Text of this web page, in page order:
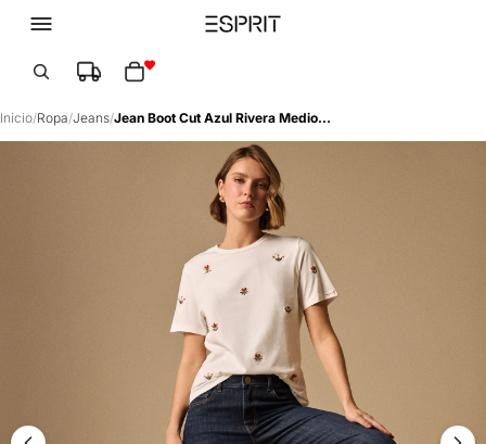
Inicio/Ropa/Jeans/ Jean Boot Cut Azul Rivera Medio - Azul